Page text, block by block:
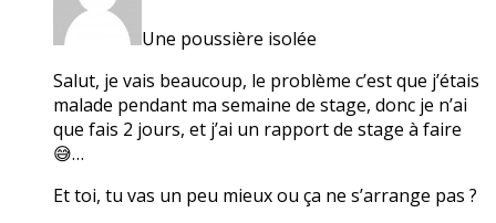
Une poussière isolée
Salut, je vais beaucoup, le problème c’est que j’étais
malade pendant ma semaine de stage, donc je n’ai
que fais 2 jours, et j’ai un rapport de stage à faire
😅…
Et toi, tu vas un peu mieux ou ça ne s’arrange pas ?